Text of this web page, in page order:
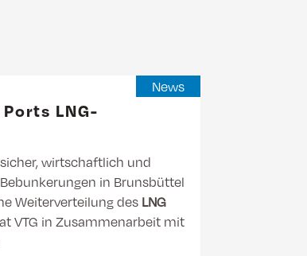
News
LNG-
sicher, wirtschaftlich und
in Brunsbüttel
Weiterverteilung des LNG
VTG in Zusammenarbeit mit